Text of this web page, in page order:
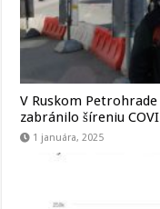
V Ruskom
zabránilo šíreniu
1 januára, 2025